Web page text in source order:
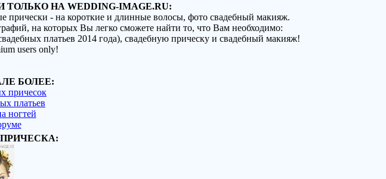
НА WEDDING-IMAGE.RU:
прически - на короткие и длинные волосы, фото свадебный макияж.
на которых Вы легко сможете найти то, что Вам необходимо:
платьев 2014 года), свадебную прическу и свадебный макияж!
users only!
БОЛЕЕ:
причесок
платьев
ногтей